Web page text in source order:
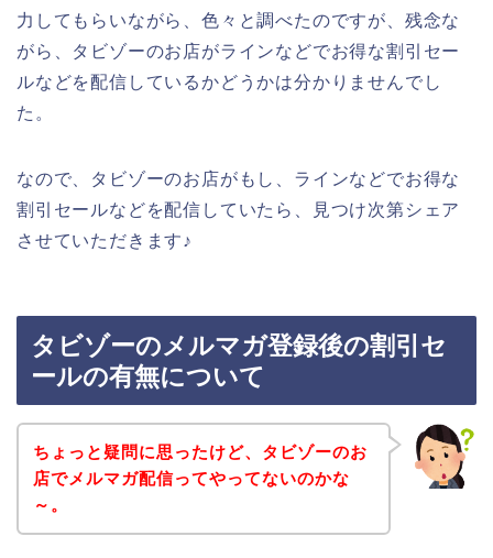
力してもらいながら、色々と調べたのですが、残念な
がら、タビゾーのお店がラインなどでお得な割引セー
ルなどを配信しているかどうかは分かりませんでし
た。
なので、タビゾーのお店がもし、ラインなどでお得な
割引セールなどを配信していたら、見つけ次第シェア
させていただきます♪
タビゾーのメルマガ登録後の割引セ
ールの有無について
ちょっと疑問に思ったけど、タビゾーのお
店でメルマガ配信ってやってないのかな
～。